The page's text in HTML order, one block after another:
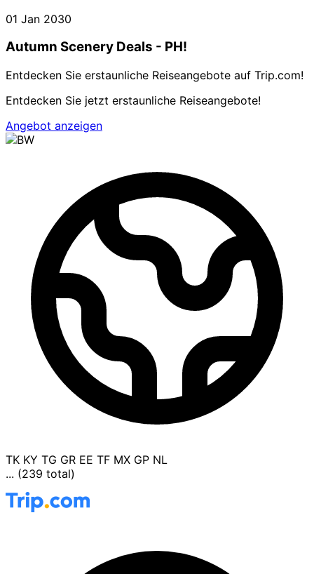
01 Jan 2030
Autumn Scenery Deals - PH!
Entdecken Sie erstaunliche Reiseangebote auf Trip.com!
Entdecken Sie jetzt erstaunliche Reiseangebote!
Angebot anzeigen
TK KY TG GR EE TF MX GP NL
... (239 total)